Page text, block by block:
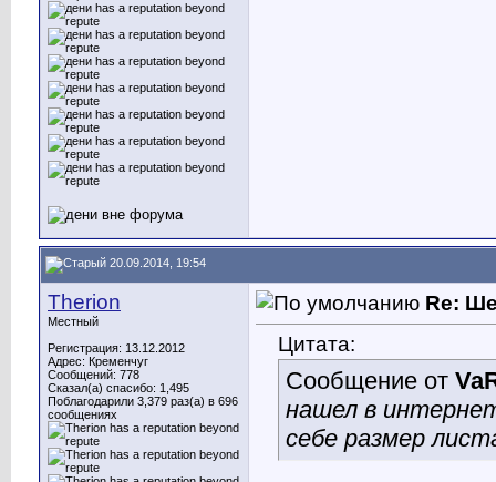
20.09.2014, 19:54
Therion
Местный
Регистрация: 13.12.2012
Адрес: Кременчуг
Сообщений: 778
Сказал(а) спасибо: 1,495
Поблагодарили 3,379 раз(а) в 696
сообщениях
Re:
Цитата:
Сообщение от
нашел в
себе размер